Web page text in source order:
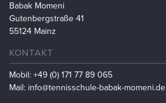
Babak Momeni
Gutenbergstraße 41
55124 Mainz
KONTAKT
Mobil: +49 (0) 171 77 89 065
Mail: info@tennisschule-babak-momeni.de